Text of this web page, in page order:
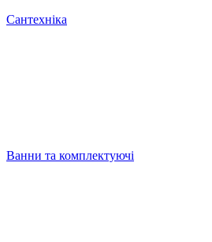
Сантехніка
Ванни та комплектуючі